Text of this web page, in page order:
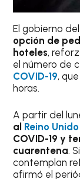
El gobierno del
opción de
hoteles,
el número de
COVID-19,
horas.
A partir del
al Reino Unido
COVID-19 y
cuarentena.
contemplan
afirmó el